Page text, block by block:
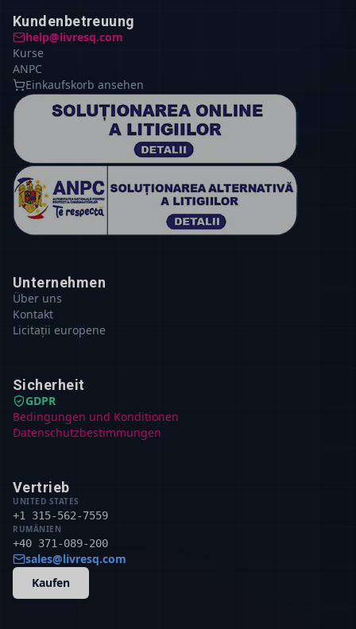
Kundenbetreuung
help@livresq.com
Kurse
ANPC
Einkaufskorb ansehen
Unternehmen
Über uns
Kontakt
Licitații europene
Sicherheit
GDPR
Bedingungen und Konditionen
Datenschutzbestimmungen
Vertrieb
UNITED STATES
+1 315-562-7559
RUMÄNIEN
+40 371-089-200
sales@livresq.com
Kaufen